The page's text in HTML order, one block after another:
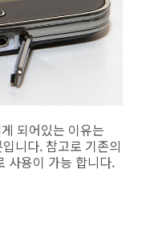
되어있는 이유는
니다. 참고로 기존의
사용이 가능 합니다.